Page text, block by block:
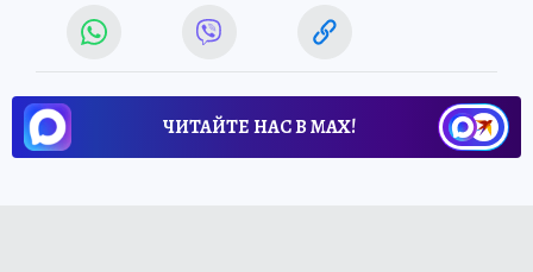
ЧИТАЙТЕ НАС В МАХ!